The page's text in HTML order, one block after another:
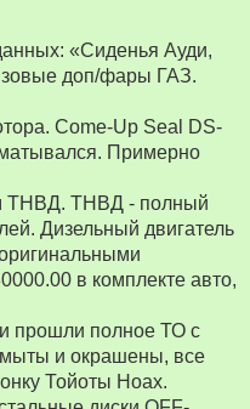
«Сиденья Ауди,
доп/фары ГАЗ.
Come-Up Seal DS-
Примерно
ТНВД. ТНВД - полный
Дизельный двигатель
в комплекте авто,
прошли полное ТО с
и окрашены, все
Тойоты Ноах.